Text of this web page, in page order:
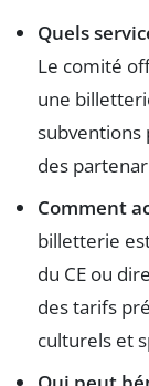
Quels
Le comité
une
subventions
des
Comment
billetterie
du CE ou
des tarifs
culturels et